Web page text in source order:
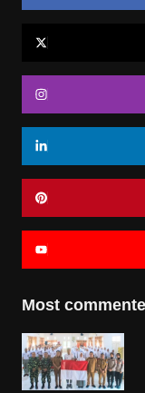
Most